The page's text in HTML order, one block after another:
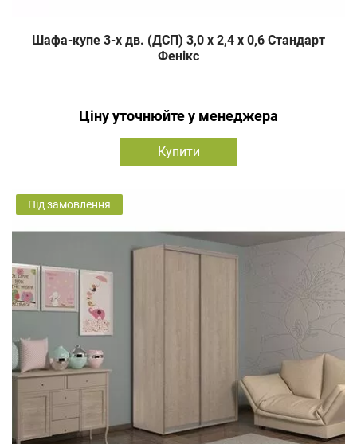
Шафа-купе 3-х дв. (ДСП) 3,0 х 2,4 х 0,6 Стандарт
Фенікс
Ціну уточнюйте у менеджера
Купити
Під замовлення